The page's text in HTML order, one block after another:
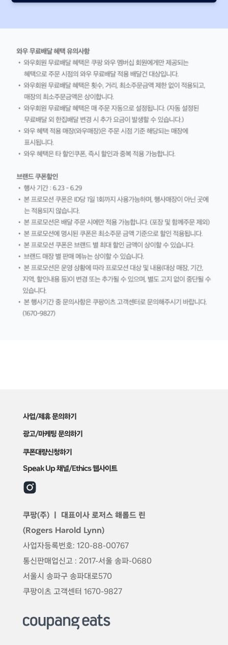
사업/제휴 문의하기
광고/마케팅 문의하기
쿠폰대량신청하기
Speak Up 채널/Ethics 웹사이트
쿠팡(주) ㅣ 대표이사 로저스 해롤드 린
(Rogers Harold Lynn)
사업자등록번호: 120-88-00767
통신판매업신고 : 2017-서울 송파-0680
서울시 송파구 송파대로570
쿠팡이츠 고객센터 1670-9827